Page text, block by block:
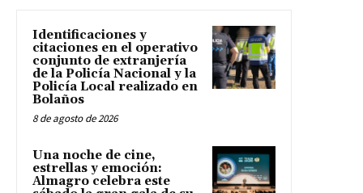
Identificaciones y
citaciones en el operativo
conjunto de extranjería
de la Policía Nacional y la
Policía Local realizado en
Bolaños
8 de agosto de 2026
Una noche de cine,
estrellas y emoción:
Almagro celebra este